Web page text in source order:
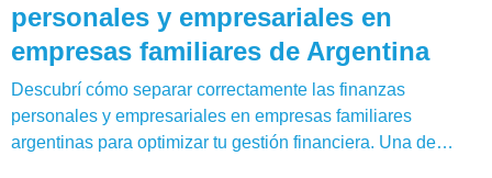
personales y empresariales en
empresas familiares de Argentina
Descubrí cómo separar correctamente las finanzas
personales y empresariales en empresas familiares
argentinas para optimizar tu gestión financiera. Una de…